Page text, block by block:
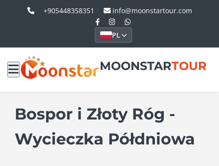
+905448358351 info@moonstartour.com
PL
MOONSTARTOUR
Bospor i Złoty Róg -
Wycieczka Półdniowa